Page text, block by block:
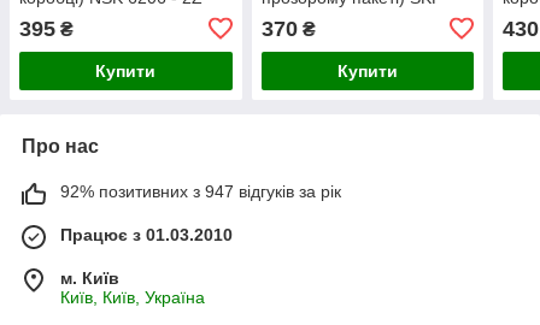
395 ₴
Купити
370₴
Купити
430
Про нас
92% позитивних з 947 відгуків за рік
Працює з 01.03.2010
м. Київ
Київ, Київ, Україна